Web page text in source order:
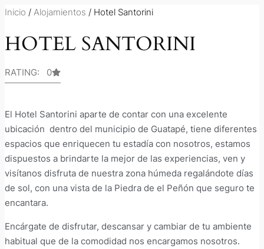
Inicio / Alojamientos / Hotel Santorini
HOTEL SANTORINI
RATING: 0
El Hotel Santorini aparte de contar con una excelente
ubicación dentro del municipio de Guatapé, tiene diferentes
espacios que enriquecen tu estadía con nosotros, estamos
dispuestos a brindarte la mejor de las experiencias, ven y
visítanos disfruta de nuestra zona húmeda regalándote días
de sol, con una vista de la Piedra de el Peñón que seguro te
encantara.
Encárgate de disfrutar, descansar y cambiar de tu ambiente
habitual que de la comodidad nos encargamos nosotros.